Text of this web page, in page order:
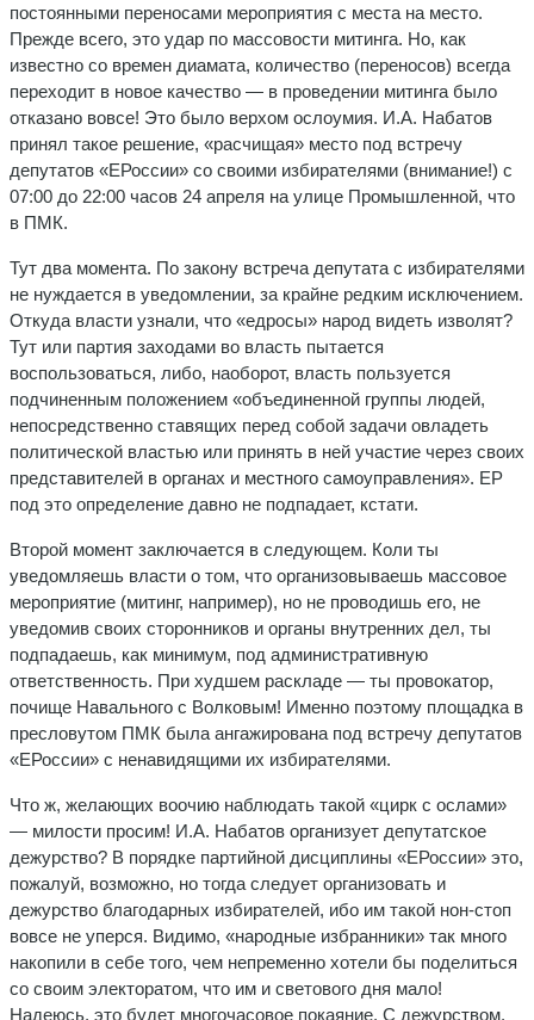
постоянными переносами мероприятия с места на место.
Прежде всего, это удар по массовости митинга. Но, как
известно со времен диамата, количество (переносов) всегда
переходит в новое качество — в проведении митинга было
отказано вовсе! Это было верхом ослоумия. И.А. Набатов
принял такое решение, «расчищая» место под встречу
депутатов «ЕРоссии» со своими избирателями (внимание!) с
07:00 до 22:00 часов 24 апреля на улице Промышленной, что
в ПМК.
Тут два момента. По закону встреча депутата с избирателями
не нуждается в уведомлении, за крайне редким исключением.
Откуда власти узнали, что «едросы» народ видеть изволят?
Тут или партия заходами во власть пытается
воспользоваться, либо, наоборот, власть пользуется
подчиненным положением «объединенной группы людей,
непосредственно ставящих перед собой задачи овладеть
политической властью или принять в ней участие через своих
представителей в органах и местного самоуправления». ЕР
под это определение давно не подпадает, кстати.
Второй момент заключается в следующем. Коли ты
уведомляешь власти о том, что организовываешь массовое
мероприятие (митинг, например), но не проводишь его, не
уведомив своих сторонников и органы внутренних дел, ты
подпадаешь, как минимум, под административную
ответственность. При худшем раскладе — ты провокатор,
почище Навального с Волковым! Именно поэтому площадка в
пресловутом ПМК была ангажирована под встречу депутатов
«ЕРоссии» с ненавидящими их избирателями.
Что ж, желающих воочию наблюдать такой «цирк с ослами»
— милости просим! И.А. Набатов организует депутатское
дежурство? В порядке партийной дисциплины «ЕРоссии» это,
пожалуй, возможно, но тогда следует организовать и
дежурство благодарных избирателей, ибо им такой нон-стоп
вовсе не уперся. Видимо, «народные избранники» так много
накопили в себе того, чем непременно хотели бы поделиться
со своим электоратом, что им и светового дня мало!
Надеюсь, это будет многочасовое покаяние. С дежурством.